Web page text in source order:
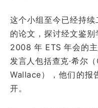
这个小组至今已经持
的论文，探讨经文鉴别
2008 年 ETS 年会的
发言人包括查克·希尔
Wallace），他们的报
开。